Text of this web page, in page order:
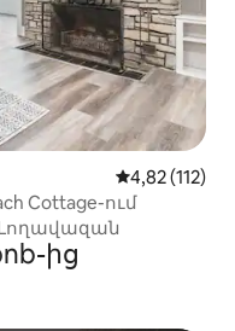
Միջին
4,82 (112)
Cottage-ում
ից